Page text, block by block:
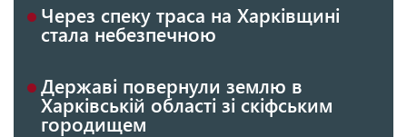
Через спеку траса на Харківщині
стала небезпечною
Державі повернули землю в
Харківській області зі скіфським
городищем